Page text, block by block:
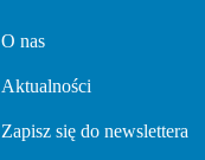
O nas
Aktualności
Zapisz się do newslettera